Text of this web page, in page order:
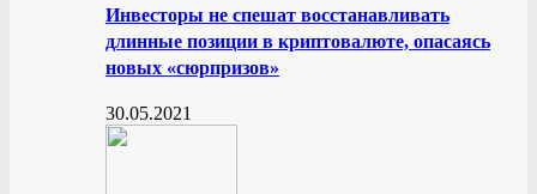
Инвесторы не спешат восстанавливать
длинные позиции в криптовалюте, опасаясь
новых «сюрпризов»
30.05.2021